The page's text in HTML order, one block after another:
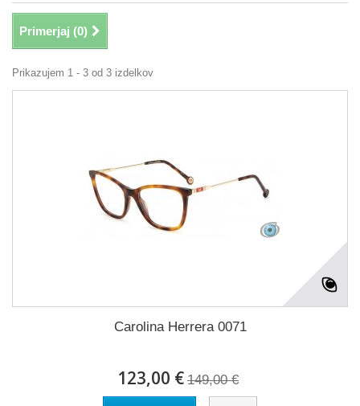
Primerjaj (0)
Prikazujem 1 - 3 od 3 izdelkov
Carolina Herrera 0071
123,00 € 149,00 €